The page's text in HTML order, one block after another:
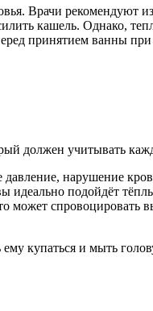
Врачи рекомендуют
кашель. Однако,
принятием ванны
должен учитывать
нарушение
идеально подойдёт
может
купаться и мыть